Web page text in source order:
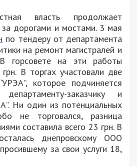
власть продолжает
за дорогами и мостами. 3 мая
по тендеру от департамента
на ремонт магистралей и
горсовете на эти работы
В торгах участовали две
которое подчиняется
департаменту-заказчику и
Ни один из потенциальных
не торговался, разница
составила всего 23 грн. В
днепровскому ООО
за свои услуги 18,